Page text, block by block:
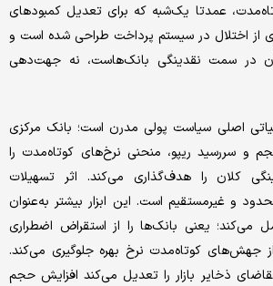
عمدتا یک‌شبه که برای تعدیل کمبودهای
از اختلال در سیستم پرداخت طراحی شده است و
در سمت نقدینگی بانک‌هاست، نه جهت‌دهی
اصلی سیاست پولی مدرن است؛ بانک مرکزی
و سررسید ریپو، منحنی نرخ‌های کوتاه‌مدت را
کلان را هدف‌گذاری می‌کند. اثر تسهیلات
و غیر‌مستقیم است. این ابزار بیشتر به‌عنوان
می‌کند؛ یعنی بانک‌ها را از استقراض اضطراری
جهش‌های کوتاه‌مدت نرخ بهره جلوگیری می‌کند.
ذخایر بازار را تعدیل می‌کند افزایش حجم